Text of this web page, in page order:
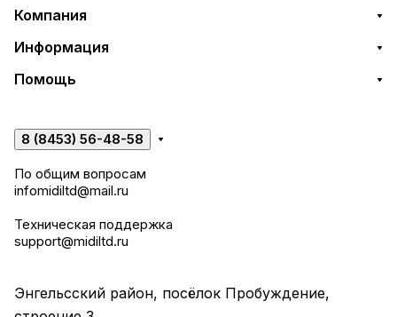
Компания
Информация
Помощь
8 (8453) 56-48-58
По общим вопросам
infomidiltd@mail.ru
Техническая поддержка
support@midiltd.ru
Энгельсский район, посёлок Пробуждение,